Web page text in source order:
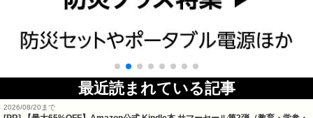
最近読まれている記事
2026/08/20まで